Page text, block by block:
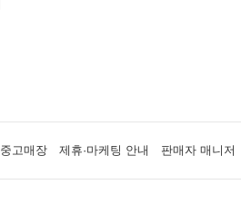
중고매장 제휴·마케팅 안내 판매자 매니저